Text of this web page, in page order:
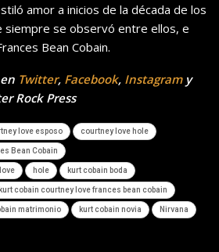
amor a inicios de la década de los
siempre se observó entre ellos, e
Bean Cobain.
Twitter, Facebook, Instagramy
Rock Press
love esposo courtney love hole
Bean Cobain
hole kurt cobain boda
kurt cobain courtney love frances bean cobain
matrimonio kurt cobain novia Nirvana